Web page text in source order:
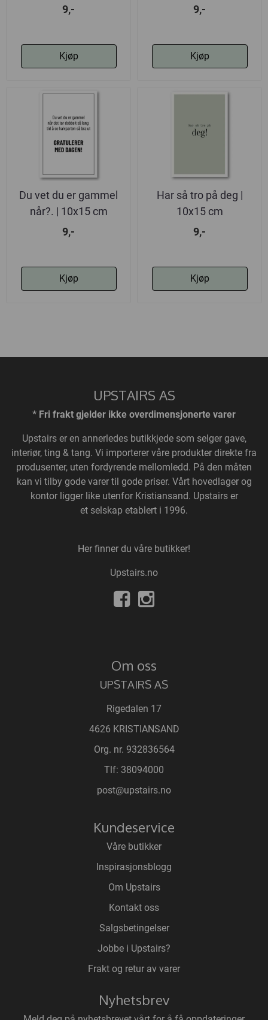
9,-
Kjøp
9,-
Kjøp
Du vet du er gammel
når?. | 10x15 cm
9,-
Kjøp
Har så tro på deg |
10x15 cm
9,-
Kjøp
UPSTAIRS AS
* Fri frakt gjelder ikke overdimensjonerte varer
Upstairs er en annerledes butikkjede som selger gave,
interiør, ting & tang. Vi importerer våre produkter direkte fra
produsenter, uten fordyrende mellomledd. På den måten
kan vi tilby gode varer til gode priser. Vårt hovedlager og
kontor ligger like utenfor Kristiansand. Upstairs er
et selskap etablert i 1996.
Her finner du våre butikker!
Upstairs.no
Om oss
UPSTAIRS AS
Rigedalen 17
4626 KRISTIANSAND
Org. nr. 932836564
Tlf: 38094000
post@upstairs.no
Kundeservice
Våre butikker
Inspirasjonsblogg
Om Upstairs
Kontakt oss
Salgsbetingelser
Jobbe i Upstairs?
Frakt og retur av varer
Nyhetsbrev